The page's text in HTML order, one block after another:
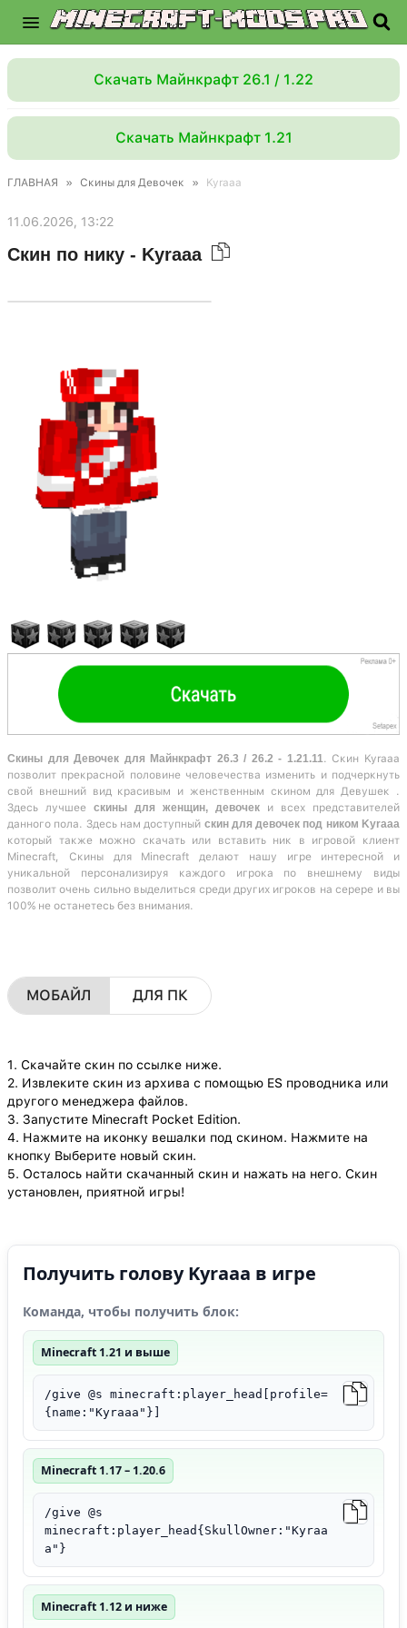
Скачать Майнкрафт 26.1 / 1.22
Скачать Майнкрафт 1.21
ГЛАВНАЯ » Скины для Девочек » Kyraaa
11.06.2026, 13:22
Скин по нику - Kyraaa
Скины для Девочек для Майнкрафт 26.3 / 26.2 - 1.21.11 . Скин Kyraaa
позволит прекрасной половине человечества изменить и подчеркнуть
свой внешний вид красивым и женственным скином для Девушек .
Здесь лучшее скины для женщин, девочек и всех представителей
данного пола. Здесь нам доступный скин для девочек под ником Kyraaa
который также можно скачать или вставить ник в игровой клиент
Minecraft, Скины для Minecraft делают нашу игре интересной и
уникальной персонализируя каждого игрока по внешнему виды
позволит очень сильно выделиться среди других игроков на серере и вы
100% не останетесь без внимания.
МОБАЙЛ ДЛЯ ПК
1. Скачайте скин по ссылке ниже.
2. Извлеките скин из архива с помощью ES проводника или
другого менеджера файлов.
3. Запустите Minecraft Pocket Edition.
4. Нажмите на иконку вешалки под скином. Нажмите на
кнопку Выберите новый скин.
5. Осталось найти скачанный скин и нажать на него. Скин
установлен, приятной игры!
Получить голову Kyraaa в игре
Команда, чтобы получить блок:
Minecraft 1.21 и выше
/give @s minecraft:player_head[profile=
{name:"Kyraaa"}]
Minecraft 1.17 – 1.20.6
/give @s
minecraft:player_head{SkullOwner:"Kyraa
a"}
Minecraft 1.12 и ниже